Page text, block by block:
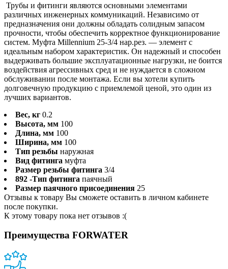
Трубы и фитинги являются основными элементами
различных инженерных коммуникаций. Независимо от
предназначения они должны обладать солидным запасом
прочности, чтобы обеспечить корректное функционирование
систем. Муфта Millennium 25-3/4 нар.рез. — элемент с
идеальным набором характеристик. Он надежный и способен
выдерживать большие эксплуатационные нагрузки, не боится
воздействия агрессивных сред и не нуждается в сложном
обслуживании после монтажа. Если вы хотели купить
долговечную продукцию с приемлемой ценой, это один из
лучших вариантов.
Вес, кг 0.2
Высота, мм 100
Длина, мм 100
Ширина, мм 100
Тип резьбы наружная
Вид фитинга муфта
Размер резьбы фитинга 3/4
892 -Тип фитинга паячный
Размер паячного присоединения 25
Отзывы к товару Вы сможете оставить в личном кабинете
после покупки.
К этому товару пока нет отзывов :(
Преимущества FORWATER